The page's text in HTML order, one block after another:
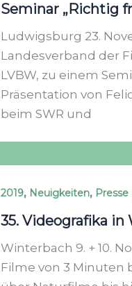
Seminar „Richtig
Ludwigsburg 23.
Landesverband der
LVBW, zu einem
Präsentation von
beim SWR und
2019, Neuigkeiten, Presse
35. Videografika
Winterbach 9. + 10.
Filme von 3 Minuten